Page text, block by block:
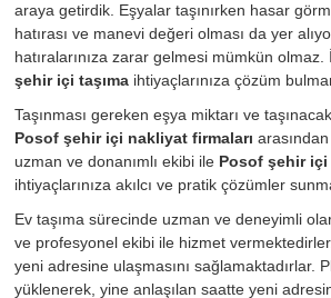
araya getirdik. Eşyalar taşınırken hasar
hatırası ve manevi değeri olması da yer
hatıralarınıza zarar gelmesi mümkün
şehir içi taşımaihtiyaçlarınıza çözüm
Taşınması gereken eşya miktarı ve
Posof şehir içi nakliyat firmaları
uzman ve donanımlı ekibi ile Posof şehir içi
ihtiyaçlarınıza akılcı ve pratik çözümler
Ev taşıma sürecinde uzman ve deneyimli
ve profesyonel ekibi ile hizmet
yeni adresine ulaşmasını sağlamaktadırlar.
yüklenerek, yine anlaşılan saatte yeni